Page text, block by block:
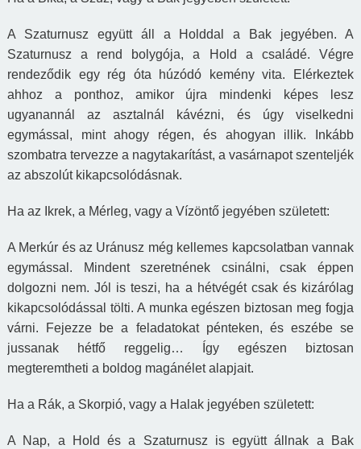
A Szaturnusz együtt áll a Holddal a Bak jegyében. A
Szaturnusz a rend bolygója, a Hold a családé. Végre
rendeződik egy rég óta húzódó kemény vita. Elérkeztek
ahhoz a ponthoz, amikor újra mindenki képes lesz
ugyanannál az asztalnál kávézni, és úgy viselkedni
egymással, mint ahogy régen, és ahogyan illik. Inkább
szombatra tervezze a nagytakarítást, a vasárnapot szenteljék
az abszolút kikapcsolódásnak.
Ha az Ikrek, a Mérleg, vagy a Vízöntő jegyében született:
A Merkúr és az Uránusz még kellemes kapcsolatban vannak
egymással. Mindent szeretnének csinálni, csak éppen
dolgozni nem. Jól is teszi, ha a hétvégét csak és kizárólag
kikapcsolódással tölti. A munka egészen biztosan meg fogja
várni. Fejezze be a feladatokat pénteken, és eszébe se
jussanakhétfő reggelig… Így egészen biztosan
megteremtheti a boldog magánélet alapjait.
Ha a Rák, a Skorpió, vagy a Halak jegyében született:
A Nap, a Hold és a Szaturnusz is együtt állnak a Bak